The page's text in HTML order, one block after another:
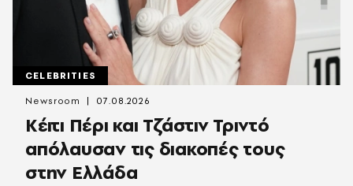
CELEBRITIES
Κέιτι Πέρι και Τζάστιν Τριντό
απόλαυσαν τις διακοπές τους
στην Ελλάδα
Newsroom 07.08.2026